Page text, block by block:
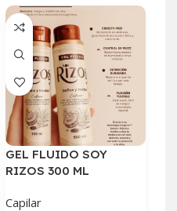
GEL FLUIDO SOY
RIZOS 300 ML
Capilar